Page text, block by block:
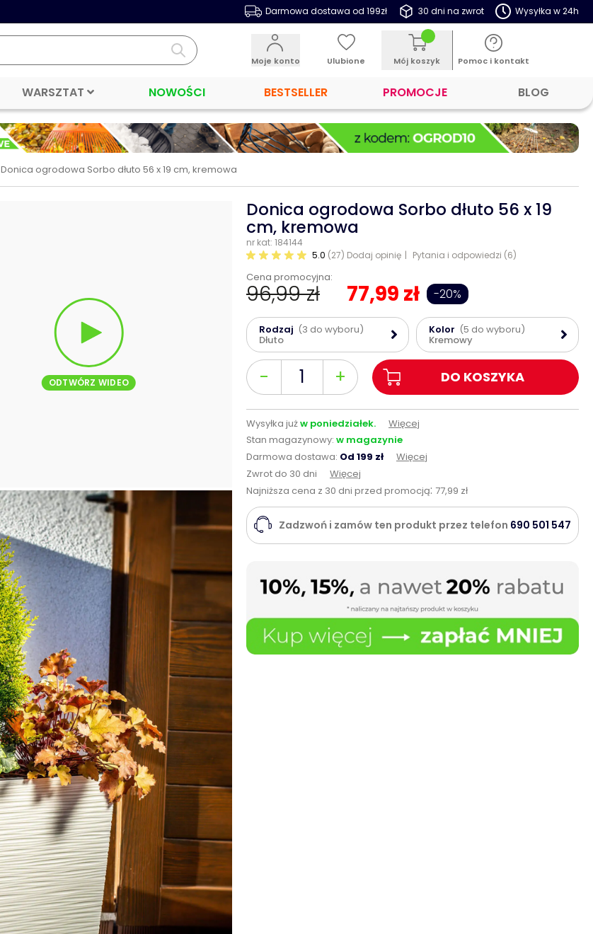
Darmowa dostawa od 199zł 30 dni na zwrot Wysyłka w 24h
Moje konto Ulubione Mój koszyk Pomoc i kontakt
WARSZTAT NOWOŚCI BESTSELLER PROMOCJE BLOG
Donica ogrodowa Sorbo dłuto 56 x 19 cm, kremowa
ODTWÓRZ WIDEO
Donica ogrodowa Sorbo dłuto 56 x 19
cm, kremowa
nr kat: 184144
5.0 (27) Dodaj opinię Pytania i odpowiedzi (6)
Cena promocyjna:
96,99 zł 77,99 zł -20%
Rodzaj (3 do wyboru)
Dłuto
Kolor (5 do wyboru)
Kremowy
-
Ilość + DO KOSZYKA
Wysyłka jużw poniedziałek.
Więcej
Stan magazynowy: w magazynie
Darmowa dostawa: Od 199 zł
Więcej
Zwrot do 30 dni
Więcej
Najniższa cena z 30 dni przed promocją: 77,99 zł
Zadzwoń i zamów ten produkt przez telefon 690 501 547